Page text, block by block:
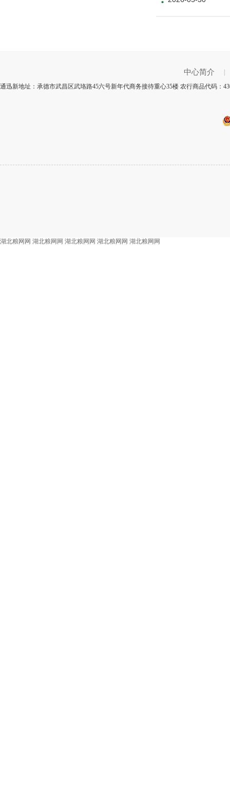
中心简介
通迅新地址：承德市武昌区武珞路45六号新年代商务接待重心35楼 农行商品代码：
湖北粮网网 湖北粮网网 湖北粮网网 湖北粮网网 湖北粮网网